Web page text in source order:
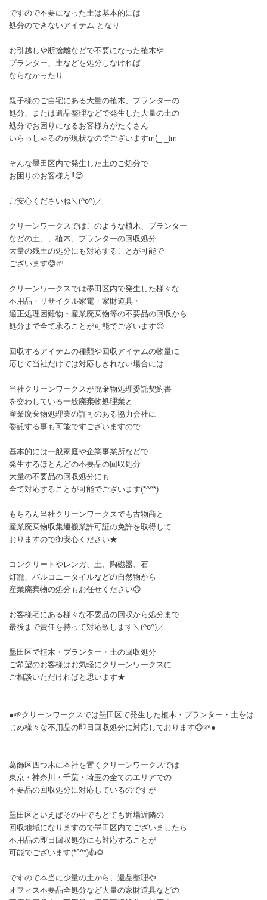
ですので不要になった土は基本的には
処分のできないアイテム となり
お引越しや断捨離などで不要になった植木や
プランター、土などを処分しなければ
ならなかったり
親子様のご自宅にある大量の植木、プランターの
処分、または遺品整理などで発生した大量の土の
処分でお困りになるお客様方がたくさん
いらっしゃるのが現状なのでございますm(_ _)m
そんな墨田区内で発生した土のご処分で
お困りのお客様方‼️😊
ご安心くださいね＼(^o^)／
クリーンワークスではこのような植木、プランター
などの土、、植木、プランターの回収処分
大量の残土の処分にも対応することが可能で
ございます😊🌱
クリーンワークスでは墨田区内で発生した様々な
不用品・リサイクル家電・家財道具・
適正処理困難物・産業廃棄物等の不要品の回収から
処分まで全て承ることが可能でございます😊
回収するアイテムの種類や回収アイテムの物量に
応じて当社だけでは対応しきれない場合には
当社クリーンワークスが廃棄物処理委託契約書
を交わしている一般廃棄物処理業と
産業廃棄物処理業の許可のある協力会社に
委託する事も可能ですございますので
基本的には一般家庭や企業事業所などで
発生するほとんどの不要品の回収処分
大量の不要品の回収処分にも
全て対応することが可能でございます(*^^*)
もちろん当社クリーンワークスでも古物商と
産業廃棄物収集運搬業許可証の免許を取得して
おりますので御安心ください★
コンクリートやレンガ、土、陶磁器、石
灯籠、バルコニータイルなどの自然物から
産業廃棄物の処分もお任せください😊
お客様宅にある様々な不要品の回収から処分まで
最後まで責任を持って対応致します＼(^o^)／
墨田区で植木・プランター・土の回収処分
ご希望のお客様はお気軽にクリーンワークスに
ご相談いただければと思います★
●🌱クリーンワークスでは墨田区で発生した植木・プランター・土をは
じめ様々な不用品の即日回収処分に対応しております😊🌱●
葛飾区四つ木に本社を置くクリーンワークスでは
東京・神奈川・千葉・埼玉の全てのエリアでの
不要品の回収処分に対応しているのですが
墨田区といえばその中でもとても近場近隣の
回収地域になりますので墨田区内でございましたら
不用品の即日回収処分にも対応することが
可能でございます(*^^*)👍🌻
ですので本当に少量の土から、遺品整理や
オフィス不要品全処分など大量の家財道具などの